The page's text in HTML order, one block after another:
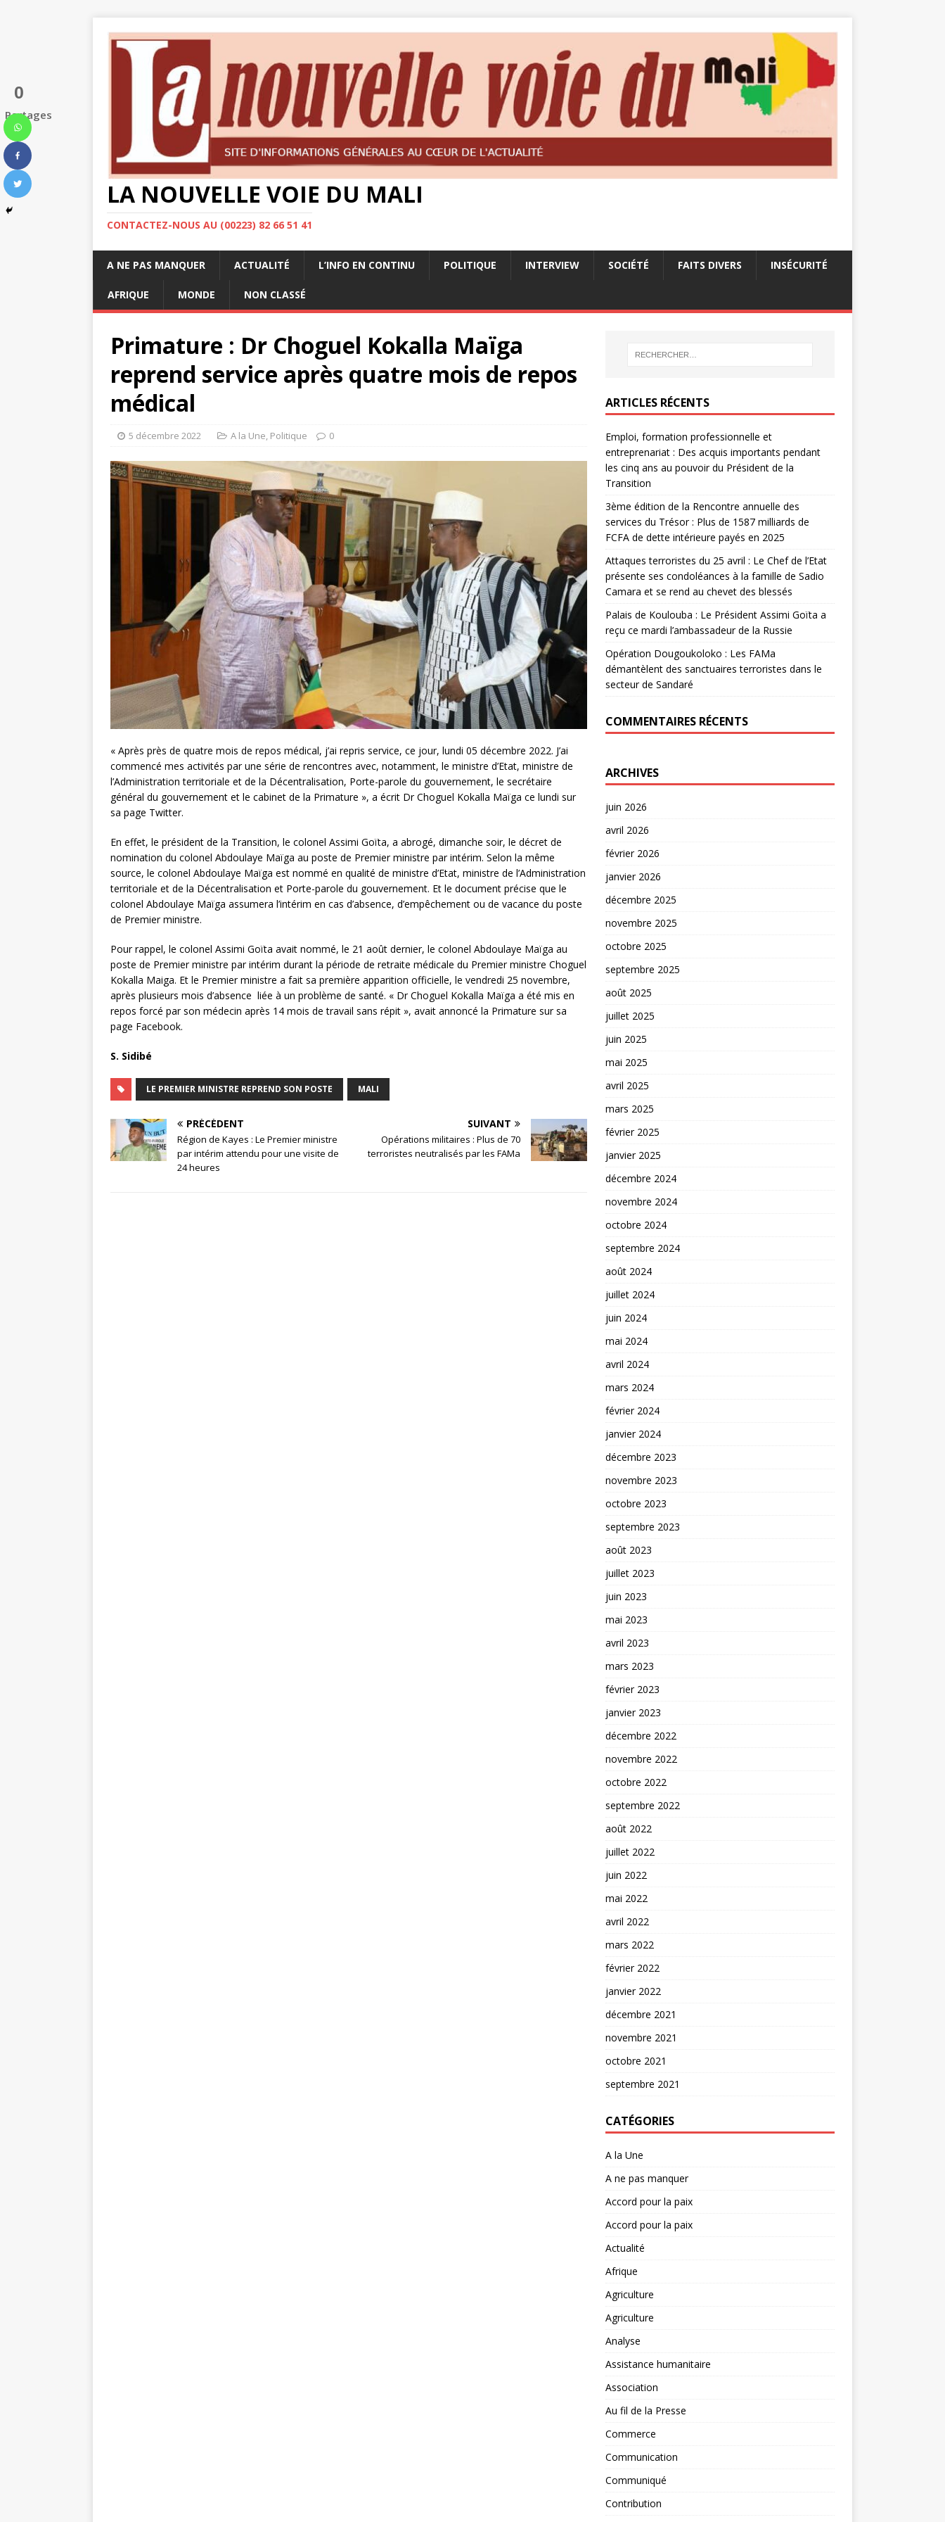
LA NOUVELLE VOIE DU MALI
CONTACTEZ-NOUS AU (00223) 82 66 51 41
A NE PAS MANQUER ACTUALITÉ L’INFO EN CONTINU POLITIQUE INTERVIEW SOCIÉTÉ FAITS DIVERS INSÉCURITÉ
AFRIQUE MONDE NON CLASSÉ
Primature : Dr Choguel Kokalla Maïga
reprend service après quatre mois de repos
médical
5 décembre 2022 A la Une, Politique 0
« Après près de quatre mois de repos médical, j’ai repris service, ce jour, lundi 05 décembre 2022. J’ai
commencé mes activités par une série de rencontres avec, notamment, le ministre d’Etat, ministre de
l’Administration territoriale et de la Décentralisation, Porte-parole du gouvernement, le secrétaire
général du gouvernement et le cabinet de la Primature », a écrit Dr Choguel Kokalla Maïga ce lundi sur
sa page Twitter.
En effet, le président de la Transition, le colonel Assimi Goïta, a abrogé, dimanche soir, le décret de
nomination du colonel Abdoulaye Maïga au poste de Premier ministre par intérim. Selon la même
source, le colonel Abdoulaye Maïga est nommé en qualité de ministre d’Etat, ministre de l’Administration
territoriale et de la Décentralisation et Porte-parole du gouvernement. Et le document précise que le
colonel Abdoulaye Maïga assumera l’intérim en cas d’absence, d’empêchement ou de vacance du poste
de Premier ministre.
Pour rappel, le colonel Assimi Goïta avait nommé, le 21 août dernier, le colonel Abdoulaye Maïga au
poste de Premier ministre par intérim durant la période de retraite médicale du Premier ministre Choguel
Kokalla Maiga. Et le Premier ministre a fait sa première apparition officielle, le vendredi 25 novembre,
après plusieurs mois d’absence liée à un problème de santé. « Dr Choguel Kokalla Maïga a été mis en
repos forcé par son médecin après 14 mois de travail sans répit », avait annoncé la Primature sur sa
page Facebook.
S. Sidibé
0
Partages
LE PREMIER MINISTRE REPREND SON POSTE MALI
PRÉCÉDENT
Région de Kayes : Le Premier ministre
par intérim attendu pour une visite de
24 heures
SUIVANT
Opérations militaires : Plus de 70
terroristes neutralisés par les FAMa
ARTICLES RÉCENTS
Emploi, formation professionnelle et
entreprenariat : Des acquis importants pendant
les cinq ans au pouvoir du Président de la
Transition
3ème édition de la Rencontre annuelle des
services du Trésor : Plus de 1587 milliards de
FCFA de dette intérieure payés en 2025
Attaques terroristes du 25 avril : Le Chef de l’Etat
présente ses condoléances à la famille de Sadio
Camara et se rend au chevet des blessés
Palais de Koulouba : Le Président Assimi Goïta a
reçu ce mardi l’ambassadeur de la Russie
Opération Dougoukoloko : Les FAMa
démantèlent des sanctuaires terroristes dans le
secteur de Sandaré
COMMENTAIRES RÉCENTS
ARCHIVES
juin 2026
avril 2026
février 2026
janvier 2026
décembre 2025
novembre 2025
octobre 2025
septembre 2025
août 2025
juillet 2025
juin 2025
mai 2025
avril 2025
mars 2025
février 2025
janvier 2025
décembre 2024
novembre 2024
octobre 2024
septembre 2024
août 2024
juillet 2024
juin 2024
mai 2024
avril 2024
mars 2024
février 2024
janvier 2024
décembre 2023
novembre 2023
octobre 2023
septembre 2023
août 2023
juillet 2023
juin 2023
mai 2023
avril 2023
mars 2023
février 2023
janvier 2023
décembre 2022
novembre 2022
octobre 2022
septembre 2022
août 2022
juillet 2022
juin 2022
mai 2022
avril 2022
mars 2022
février 2022
janvier 2022
décembre 2021
novembre 2021
octobre 2021
septembre 2021
CATÉGORIES
A la Une
A ne pas manquer
Accord pour la paix
Accord pour la paix
Actualité
Afrique
Agriculture
Agriculture
Analyse
Assistance humanitaire
Association
Au fil de la Presse
Commerce
Communication
Communiqué
Contribution